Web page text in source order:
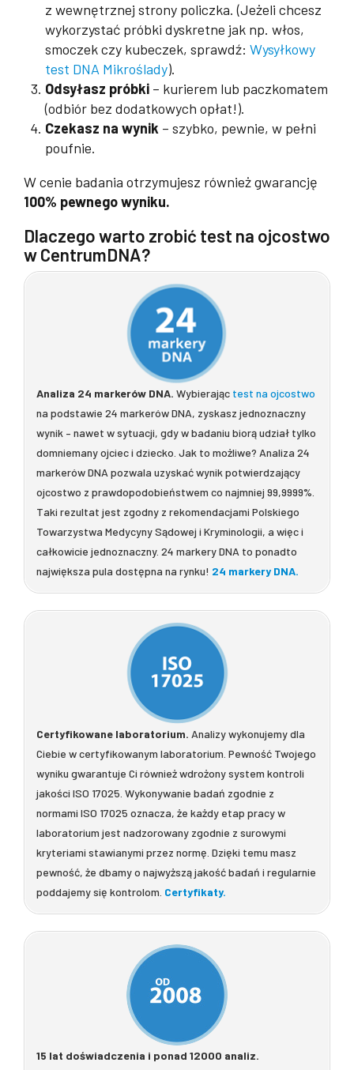
z wewnętrznej strony policzka. (Jeżeli chcesz
wykorzystać próbki dyskretne jak np. włos,
smoczek czy kubeczek, sprawdź: Wysyłkowy
test DNA Mikroślady).
Odsyłasz próbki – kurierem lub paczkomatem
(odbiór bez dodatkowych opłat!).
Czekasz na wynik – szybko, pewnie, w pełni
poufnie.
W cenie badania otrzymujesz również gwarancję
100% pewnego wyniku.
Dlaczego warto zrobić test na ojcostwo
w CentrumDNA?
Analiza 24 markerów DNA. Wybierając test na ojcostwo
na podstawie 24 markerów DNA, zyskasz jednoznaczny
wynik – nawet w sytuacji, gdy w badaniu biorą udział tylko
domniemany ojciec i dziecko. Jak to możliwe? Analiza 24
markerów DNA pozwala uzyskać wynik potwierdzający
ojcostwo z prawdopodobieństwem co najmniej 99,9999%.
Taki rezultat jest zgodny z rekomendacjami Polskiego
Towarzystwa Medycyny Sądowej i Kryminologii, a więc i
całkowicie jednoznaczny. 24 markery DNA to ponadto
największa pula dostępna na rynku! 24 markery DNA.
Certyfikowane laboratorium. Analizy wykonujemy dla
Ciebie w certyfikowanym laboratorium. Pewność Twojego
wyniku gwarantuje Ci również wdrożony system kontroli
jakości ISO 17025. Wykonywanie badań zgodnie z
normami ISO 17025 oznacza, że każdy etap pracy w
laboratorium jest nadzorowany zgodnie z surowymi
kryteriami stawianymi przez normę. Dzięki temu masz
pewność, że dbamy o najwyższą jakość badań i regularnie
poddajemy się kontrolom. Certyfikaty.
15 lat doświadczenia i ponad 12000 analiz.